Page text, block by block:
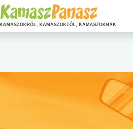
KAMASZOKRÓL, KAMASZOKTÓL, KAMASZOKNAK